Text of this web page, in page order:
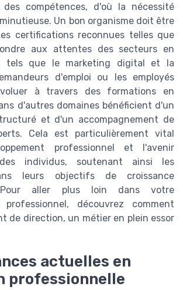
des compétences, d'où la nécessité
Un bon organisme doit être
certifications reconnues telles que
aux attentes des secteurs en
tels que le marketing digital et la
d'emploi ou les employés
à travers des formations en
d'autres domaines bénéficient d'un
et d'un accompagnement de
Cela est particulièrement vital
professionnel et l'avenir
individus, soutenant ainsi les
leurs objectifs de croissance
Pour aller plus loin dans votre
professionnel, découvrez comment
de direction, un métier en plein essor
actuelles en
professionnelle